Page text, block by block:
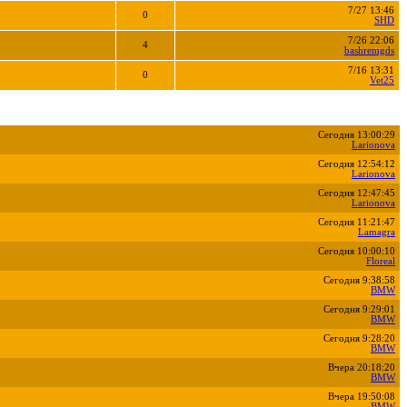
0
7/27 13:46
SHD
4
7/26 22:06
bashremgds
0
7/16 13:31
Vet25
Сегодня 13:00:29
Larionova
Сегодня 12:54:12
Larionova
Сегодня 12:47:45
Larionova
Сегодня 11:21:47
Lamagra
Сегодня 10:00:10
Floreal
Сегодня 9:38:58
BMW
Сегодня 9:29:01
BMW
Сегодня 9:28:20
BMW
Вчера 20:18:20
BMW
Вчера 19:50:08